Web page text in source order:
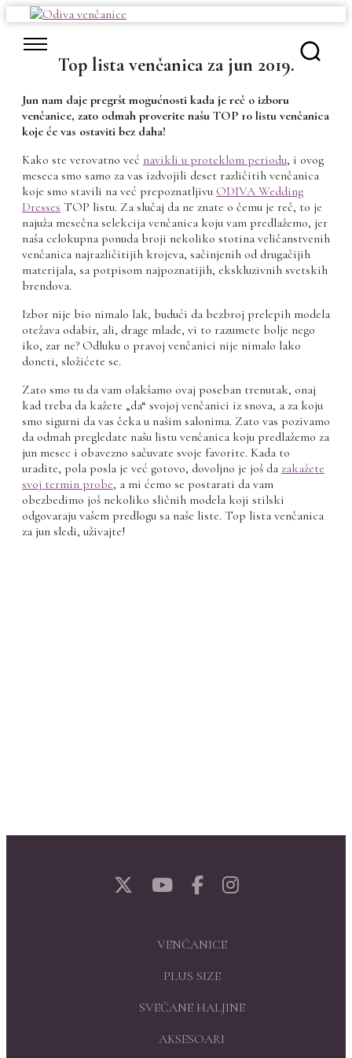
content
Top lista venčanica za jun 2019.
Jun nam daje pregršt mogućnosti kada je reč o izboru
venčanice, zato odmah proverite našu TOP 10 listu venčanica
koje će vas ostaviti bez daha!
Kako ste verovatno već navikli u proteklom periodu, i ovog
meseca smo samo za vas izdvojili deset različitih venčanica
koje smo stavili na već prepoznatljivu ODIVA Wedding
Dresses TOP listu. Za slučaj da ne znate o čemu je reč, to je
najuža mesečna selekcija venčanica koju vam predlažemo, jer
naša celokupna ponuda broji nekoliko stotina veličanstvenih
venčanica najrazličitijih krojeva, sačinjenih od drugačijih
materijala, sa potpisom najpoznatijih, ekskluzivnih svetskih
brendova.
Izbor nije bio nimalo lak, budući da bezbroj prelepih modela
otežava odabir, ali, drage mlade, vi to razumete bolje nego
iko, zar ne? Odluku o pravoj venčanici nije nimalo lako
doneti, složićete se.
Zato smo tu da vam olakšamo ovaj poseban trenutak, onaj
kad treba da kažete „da“ svojoj venčanici iz snova, a za koju
smo sigurni da vas čeka u našim salonima. Zato vas pozivamo
da odmah pregledate našu listu venčanica koju predlažemo za
jun mesec i obavezno sačuvate svoje favorite. Kada to
uradite, pola posla je već gotovo, dovoljno je još da zakažete
svoj termin probe, a mi ćemo se postarati da vam
obezbedimo još nekoliko sličnih modela koji stilski
odgovaraju vašem predlogu sa naše liste. Top lista venčanica
za jun sledi, uživajte!
VENČANICE
PLUS SIZE
SVEČANE HALJINE
AKSESOARI